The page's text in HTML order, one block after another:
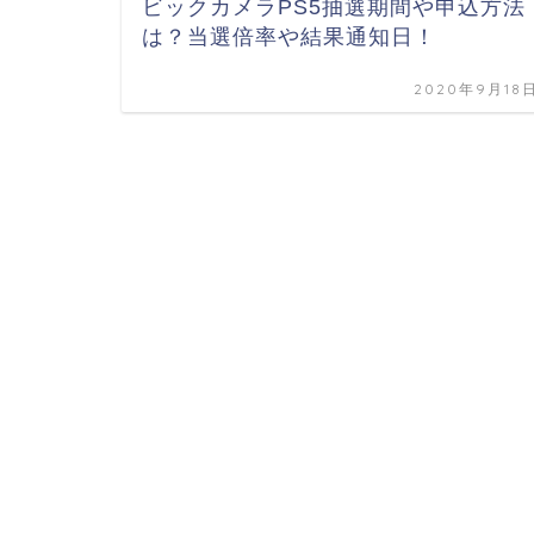
ビックカメラPS5抽選期間や申込方法
は？当選倍率や結果通知日！
2020年9月18